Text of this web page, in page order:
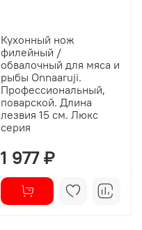
Кухонный нож
филейный /
обвалочный для мяса и
рыбы Onnaaruji.
Профессиональный,
поварской. Длина
лезвия 15 см. Люкс
серия
1 977 ₽